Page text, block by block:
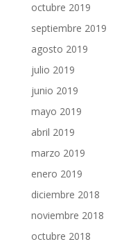
octubre 2019
septiembre 2019
agosto 2019
julio 2019
junio 2019
mayo 2019
abril 2019
marzo 2019
enero 2019
diciembre 2018
noviembre 2018
octubre 2018